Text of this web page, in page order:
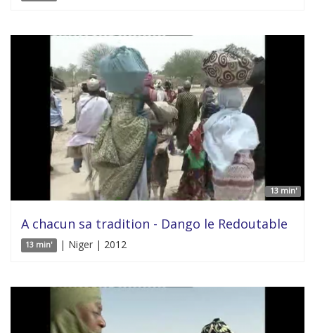
13 min'
A chacun sa tradition - Dango le Redoutable
13 min' | Niger | 2012